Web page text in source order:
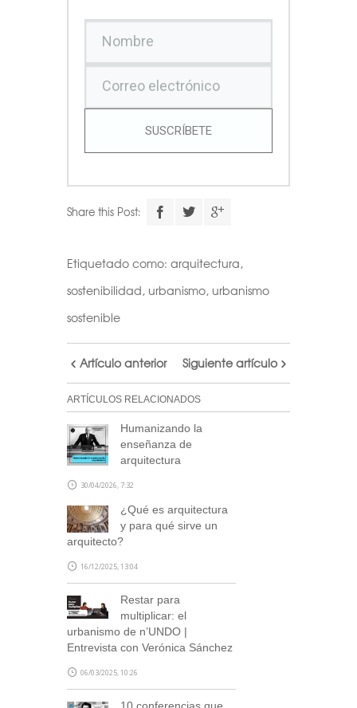
SUSCRÍBETE
Share this Post:
Etiquetado como: arquitectura,
sostenibilidad, urbanismo, urbanismo
sostenible
Artículo anterior Siguiente artículo
ARTÍCULOS RELACIONADOS
Humanizando la
enseñanza de
arquitectura
30/04/2026, 7:32
¿Qué es arquitectura
y para qué sirve un
arquitecto?
16/12/2025, 13:04
Restar para
multiplicar: el
urbanismo de n’UNDO |
Entrevista con Verónica Sánchez
06/03/2025, 10:26